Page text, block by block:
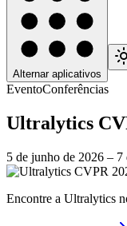
Alternar aplicativos
EventoConferências
Ultralytics
5 de junho de 2026 – 7
Encontre a Ultralytics